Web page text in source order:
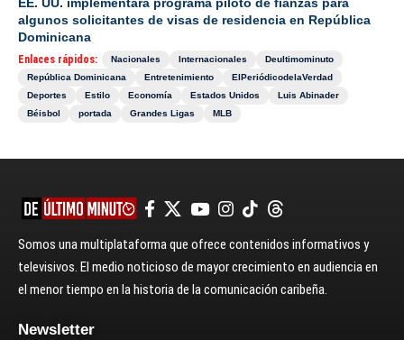
EE. UU. implementará programa piloto de fianzas para
algunos solicitantes de visas de residencia en República
Dominicana
Enlaces rápidos: Nacionales Internacionales
Deultimominuto
República Dominicana
Entretenimiento
ElPeriódicodelaVerdad
Deportes
Estilo Economía Estados Unidos
Luis Abinader
Béisbol
portada Grandes Ligas MLB
Somos una multiplataforma que ofrece contenidos informativos y
televisivos. El medio noticioso de mayor crecimiento en audiencia en
el menor tiempo en la historia de la comunicación caribeña.
Newsletter